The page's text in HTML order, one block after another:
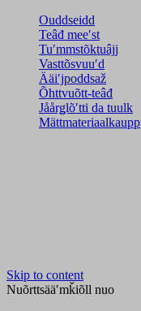
Ouddseidd
Teâđ meeʹst
Tuʹmmstõktuâjj
Vasttõsvuuʹd
Ääiʹjpoddsaž
Õhttvuõtt-teâđ
Jåårǥlõʹtti da tuulk
Mättmateriaalkaupp
Skip to content
Nuõrttsääʹmǩiõll nuo